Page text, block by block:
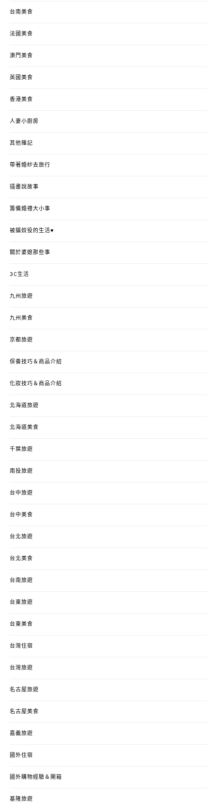
台南美食
法國美食
澳門美食
英國美食
香港美食
人妻小廚房
其他雜記
帶著婚紗去旅行
插畫說故事
籌備婚禮大小事
被貓奴役的生活♥
關於婆媳那些事
3C生活
九州旅遊
九州美食
京都旅遊
保養技巧＆商品介紹
化妝技巧＆商品介紹
北海道旅遊
北海道美食
千葉旅遊
南投旅遊
台中旅遊
台中美食
台北旅遊
台北美食
台南旅遊
台東旅遊
台東美食
台灣住宿
台灣旅遊
名古屋旅遊
名古屋美食
嘉義旅遊
國外住宿
國外購物經驗＆開箱
基隆旅遊